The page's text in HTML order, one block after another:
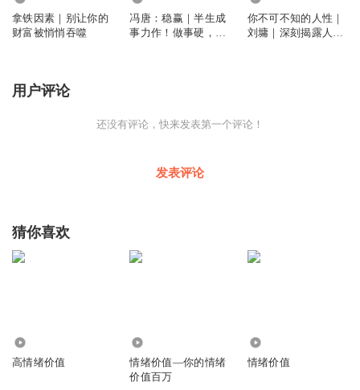
拿铁因素｜别让你的
财富被悄悄吞噬
冯唐：稳赢｜半生成
事力作！做事硬，做
你不可不知的人性｜
刘墉｜深刻揭露人性
用户评论
还没有评论，快来发表第一个评论！
发表评论
猜你喜欢
高情绪价值
情绪价值—你的情绪
价值百万
情绪价值